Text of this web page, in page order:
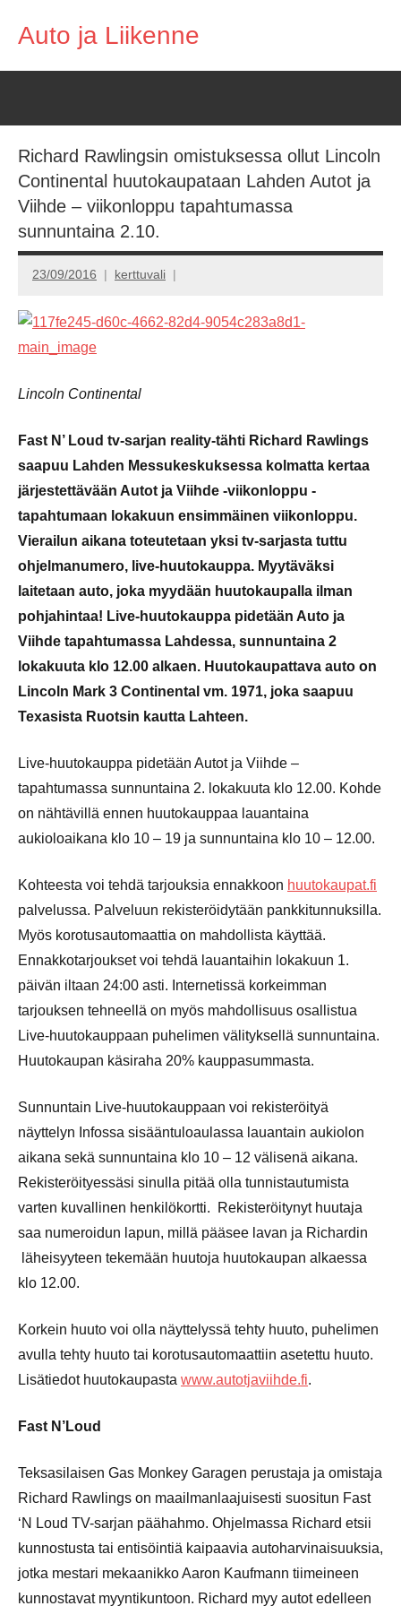
Auto ja Liikenne
Richard Rawlingsin omistuksessa ollut Lincoln
Continental huutokaupataan Lahden Autot ja
Viihde – viikonloppu tapahtumassa
sunnuntaina 2.10.
23/09/2016 kerttuvali
Lincoln Continental
Fast N’ Loud tv-sarjan reality-tähti Richard Rawlings
saapuu Lahden Messukeskuksessa kolmatta kertaa
järjestettävään Autot ja Viihde -viikonloppu -
tapahtumaan lokakuun ensimmäinen viikonloppu.
Vierailun aikana toteutetaan yksi tv-sarjasta tuttu
ohjelmanumero, live-huutokauppa. Myytäväksi
laitetaan auto, joka myydään huutokaupalla ilman
pohjahintaa! Live-huutokauppa pidetään Auto ja
Viihde tapahtumassa Lahdessa, sunnuntaina 2
lokakuuta klo 12.00 alkaen. Huutokaupattava auto on
Lincoln Mark 3 Continental vm. 1971, joka saapuu
Texasista Ruotsin kautta Lahteen.
Live-huutokauppa pidetään Autot ja Viihde –
tapahtumassa sunnuntaina 2. lokakuuta klo 12.00. Kohde
on nähtävillä ennen huutokauppaa lauantaina
aukioloaikana klo 10 – 19 ja sunnuntaina klo 10 – 12.00.
Kohteesta voi tehdä tarjouksia ennakkoon huutokaupat.fi
palvelussa. Palveluun rekisteröidytään pankkitunnuksilla.
Myös korotusautomaattia on mahdollista käyttää.
Ennakkotarjoukset voi tehdä lauantaihin lokakuun 1.
päivän iltaan 24:00 asti. Internetissä korkeimman
tarjouksen tehneellä on myös mahdollisuus osallistua
Live-huutokauppaan puhelimen välityksellä sunnuntaina.
Huutokaupan käsiraha 20% kauppasummasta.
Sunnuntain Live-huutokauppaan voi rekisteröityä
näyttelyn Infossa sisääntuloaulassa lauantain aukiolon
aikana sekä sunnuntaina klo 10 – 12 välisenä aikana.
Rekisteröityessäsi sinulla pitää olla tunnistautumista
varten kuvallinen henkilökortti. Rekisteröitynyt huutaja
saa numeroidun lapun, millä pääsee lavan ja Richardin
läheisyyteen tekemään huutoja huutokaupan alkaessa
klo 12.00.
Korkein huuto voi olla näyttelyssä tehty huuto, puhelimen
avulla tehty huuto tai korotusautomaattiin asetettu huuto.
Lisätiedot huutokaupasta www.autotjaviihde.fi.
Fast N’Loud
Teksasilaisen Gas Monkey Garagen perustaja ja omistaja
Richard Rawlings on maailmanlaajuisesti suositun Fast
‘N Loud TV-sarjan päähahmo. Ohjelmassa Richard etsii
kunnostusta tai entisöintiä kaipaavia autoharvinaisuuksia,
jotka mestari mekaanikko Aaron Kaufmann tiimeineen
kunnostavat myyntikuntoon. Richard myy autot edelleen